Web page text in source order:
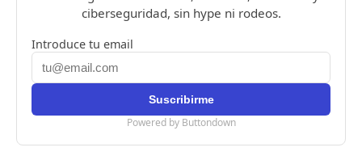
ciberseguridad, sin hype ni rodeos.
Introduce tu email
Powered by Buttondown